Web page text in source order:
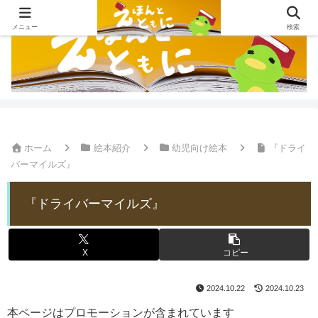
ホーム 絵本紹介 幼児向け絵本
『ドライ
バーマイルズ』
『ドライバーマイルズ』
X コピー
2024.10.22 2024.10.23
本ページはプロモーションが含まれています
メニュー 検索